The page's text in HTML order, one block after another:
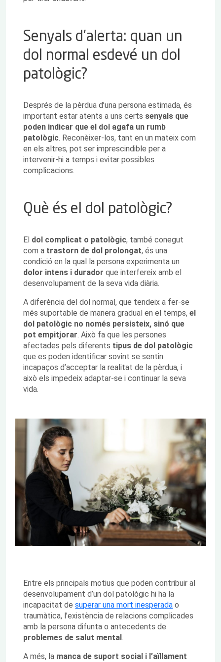
Senyals d’alerta: quan un
dol normal esdevé un dol
patològic?
Després de la pèrdua d’una persona estimada, és
important estar atents a uns certs senyals que
poden indicar que el dol agafa un rumb
patològic. Reconèixer-los, tant en un mateix com
en els altres, pot ser imprescindible per a
intervenir-hi a temps i evitar possibles
complicacions.
Què és el dol patològic?
El dol complicat o patològic, també conegut
com a trastorn de dol prolongat, és una
condició en la qual la persona experimenta un
dolor intens i durador que interfereix amb el
desenvolupament de la seva vida diària.
A diferència del dol normal, que tendeix a fer-se
més suportable de manera gradual en el temps,el
dol patològic no només persisteix, sinó que
pot empitjorar. Això fa que les persones
afectades pels diferents tipus de dol patològic
que es poden identificar sovint se sentin
incapaços d’acceptar la realitat de la pèrdua, i
això els impedeix adaptar-se i continuar la seva
vida.
Entre els principals motius que poden contribuir al
desenvolupament d’un dol patològic hi ha la
incapacitat desuperar una mort inesperada o
traumàtica, l’existència de relacions complicades
amb la persona difunta o antecedents de
problemes de salut mental.
A més, la manca de suport social i l’aïllament